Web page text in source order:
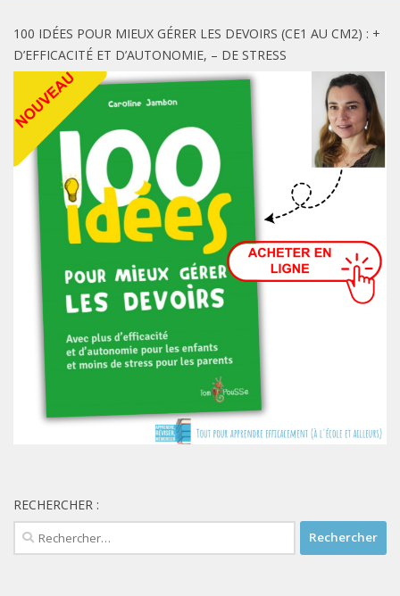
100 IDÉES POUR MIEUX GÉRER LES DEVOIRS (CE1 AU CM2) : +
D’EFFICACITÉ ET D’AUTONOMIE, – DE STRESS
RECHERCHER :
Rechercher :